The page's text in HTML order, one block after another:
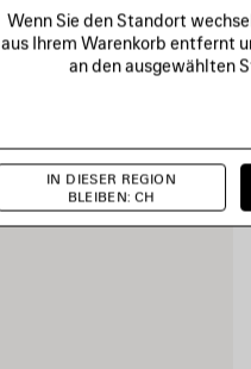
Wenn Sie den Standort
aus Ihrem Warenkorb entfernt
an den ausgewählten
IN DIESER REGION
BLEIBEN: CH